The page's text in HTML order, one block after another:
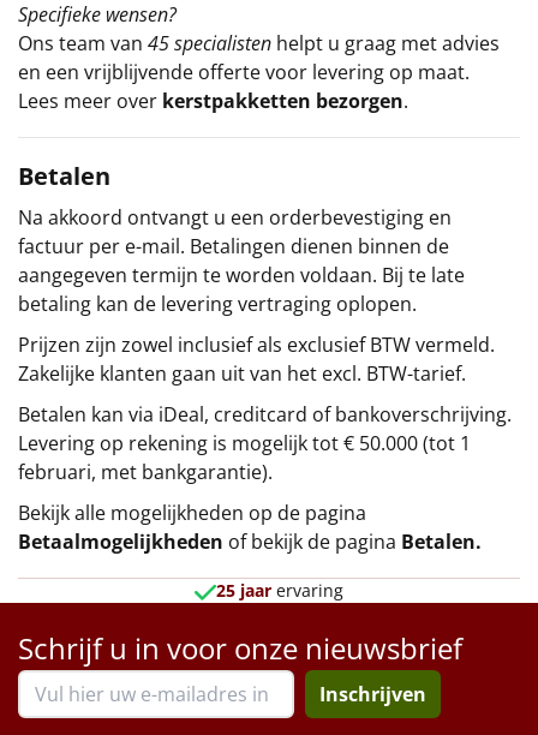
Specifieke wensen?
Ons team van 45 specialisten helpt u graag met advies
en een vrijblijvende offerte voor levering op maat.
Lees meer over kerstpakketten bezorgen.
Betalen
Na akkoord ontvangt u een orderbevestiging en
factuur per e-mail. Betalingen dienen binnen de
aangegeven termijn te worden voldaan. Bij te late
betaling kan de levering vertraging oplopen.
Prijzen zijn zowel inclusief als exclusief BTW vermeld.
Zakelijke klanten gaan uit van het excl. BTW-tarief.
Betalen kan via iDeal, creditcard of bankoverschrijving.
Levering op rekening is mogelijk tot € 50.000 (tot 1
februari, met bankgarantie).
Bekijk alle mogelijkheden op de pagina
Betaalmogelijkheden of bekijk de pagina Betalen.
25 jaar ervaring
Schrijf u in voor onze nieuwsbrief
Inschrijven